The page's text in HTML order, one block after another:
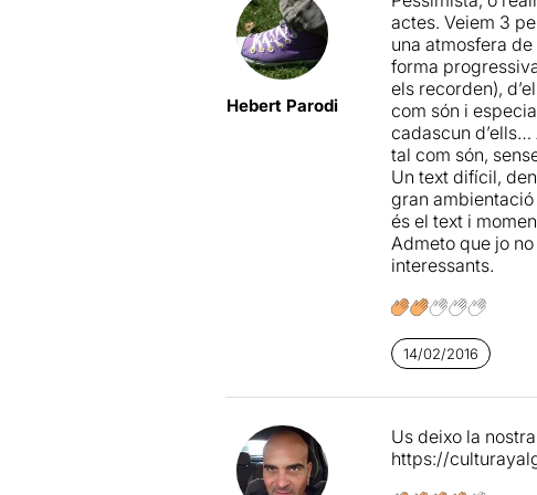
–La posada en
l’atmosfera
aburgesat d’estil
tauleta amb un
blau) col·locats
els personatges.
d’aquest infern
–El vestuari,
pel que fa als
–En quantla
tota la
–I què us haig de
d’interpretació
dic que fins i tot
que fa por... He
tres cruels) el
La resta de
Hebert Parodi
actes. Veiem 3
una atmosfera
forma
els recorden),
com són i
cadascun
tal com són,
Un text difícil,
gran
és el text i
Admeto que jo
interessants.
14/02/2016
Us deixo la
https://